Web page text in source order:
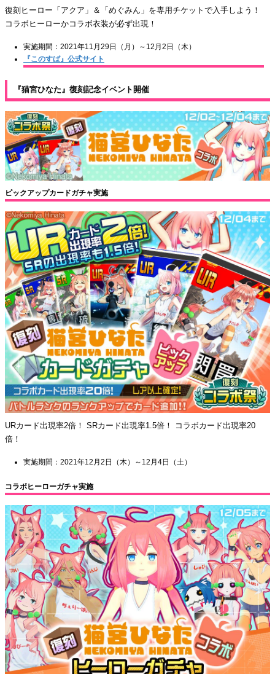
復刻ヒーロー「アクア」＆「めぐみん」を専用チケットで入手しよう！
コラボヒーローかコラボ衣装が必ず出現！
実施期間：2021年11月29日（月）～12月2日（木）
『このすば』公式サイト
『猫宮ひなた』復刻記念イベント開催
ピックアップカードガチャ実施
URカード出現率2倍！ SRカード出現率1.5倍！ コラボカード出現率20
倍！
実施期間：2021年12月2日（木）～12月4日（土）
コラボヒーローガチャ実施